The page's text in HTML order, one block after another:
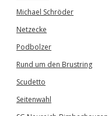
Michael Schröder
Netzecke
Podbolzer
Rund um den Brustring
Scudetto
Seitenwahl